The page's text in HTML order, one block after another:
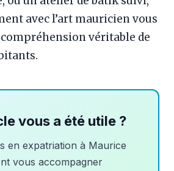
avec l’art mauricien vous
véritable de
vous a été utile ?
en expatriation à Maurice
vous accompagner